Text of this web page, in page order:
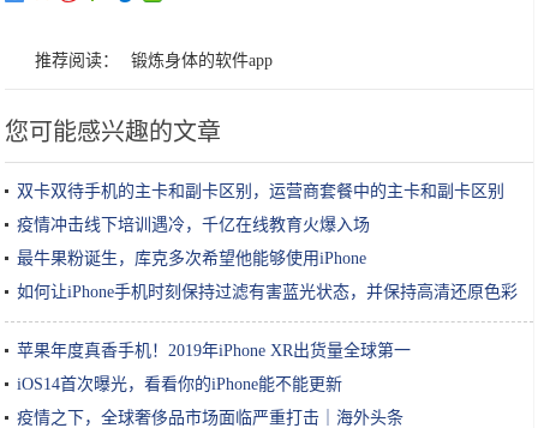
推荐阅读： 锻炼身体的软件app
您可能感兴趣的文章
双卡双待手机的主卡和副卡区别，运营商套餐中的主卡和副卡区别
疫情冲击线下培训遇冷，千亿在线教育火爆入场
最牛果粉诞生，库克多次希望他能够使用iPhone
如何让iPhone手机时刻保持过滤有害蓝光状态，并保持高清还原色彩
苹果年度真香手机！2019年iPhone XR出货量全球第一
iOS14首次曝光，看看你的iPhone能不能更新
疫情之下，全球奢侈品市场面临严重打击｜海外头条